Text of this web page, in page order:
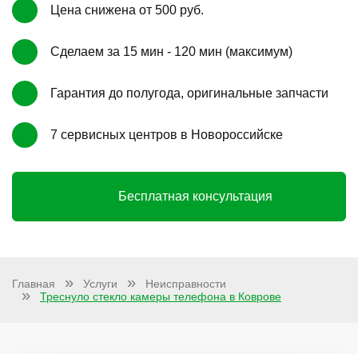
Цена снижена от 500 руб.
Сделаем за 15 мин - 120 мин (максимум)
Гарантия до полугода, оригинальные запчасти
7 сервисных центров в Новороссийске
Бесплатная консультация
Главная Услуги
Неисправности
Треснуло стекло камеры телефона в Коврове